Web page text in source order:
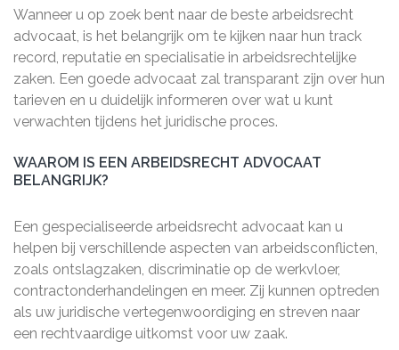
Wanneer u op zoek bent naar de beste arbeidsrecht
advocaat, is het belangrijk om te kijken naar hun track
record, reputatie en specialisatie in arbeidsrechtelijke
zaken. Een goede advocaat zal transparant zijn over hun
tarieven en u duidelijk informeren over wat u kunt
verwachten tijdens het juridische proces.
WAAROM IS EEN ARBEIDSRECHT ADVOCAAT
BELANGRIJK?
Een gespecialiseerde arbeidsrecht advocaat kan u
helpen bij verschillende aspecten van arbeidsconflicten,
zoals ontslagzaken, discriminatie op de werkvloer,
contractonderhandelingen en meer. Zij kunnen optreden
als uw juridische vertegenwoordiging en streven naar
een rechtvaardige uitkomst voor uw zaak.